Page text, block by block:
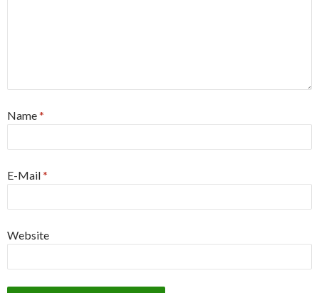
Name*
E-Mail*
Website